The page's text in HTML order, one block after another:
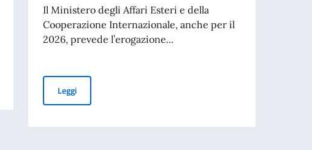
Institute of Fashion Management, Milano.
Il Ministero degli Affari Esteri e della
Cooperazione Internazionale, anche per il
2026, prevede l’erogazione...
LeggiContributi MAECI per visite di ricercatori, docenti, esperti,